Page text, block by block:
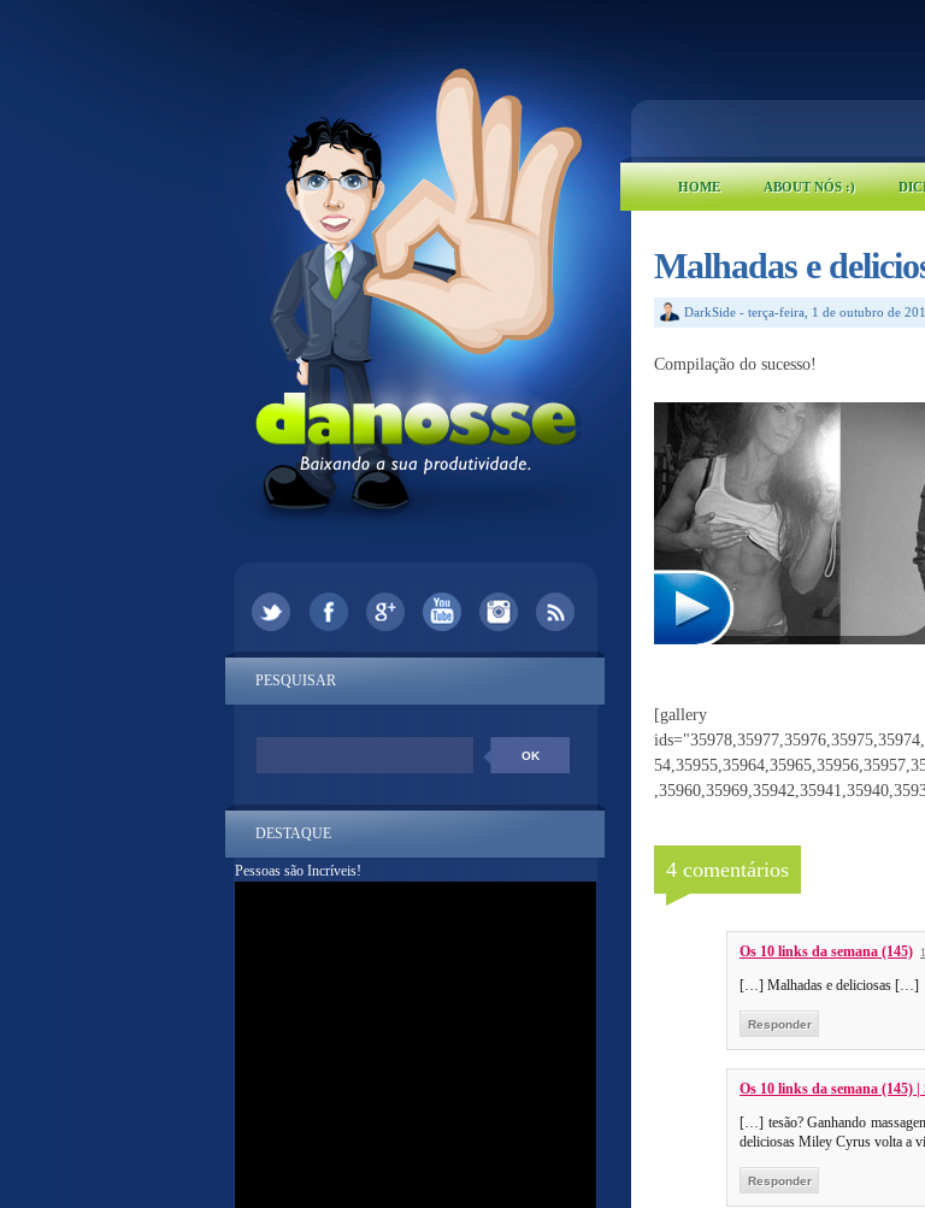
HOME ABOUT NÓS :)
Malhadas e
DarkSide - terça-feira, 1 de outubro de
Compilação do sucesso!
[gallery
4 comentários
Os 10 links da semana (145)
[…] Malhadas e deliciosas […]
Responder
Os 10 links da semana (145)
[…] tesão? Ganhando
deliciosas Miley Cyrus volta a
Responder
PESQUISAR
DESTAQUE
Pessoas são Incríveis!